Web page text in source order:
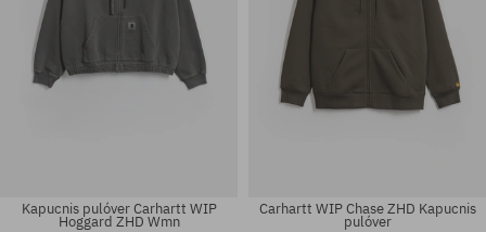
Kapucnis pulóver Carhartt WIP
Hoggard ZHD Wmn
Carhartt WIP Chase ZHD Kapucnis
pulóver